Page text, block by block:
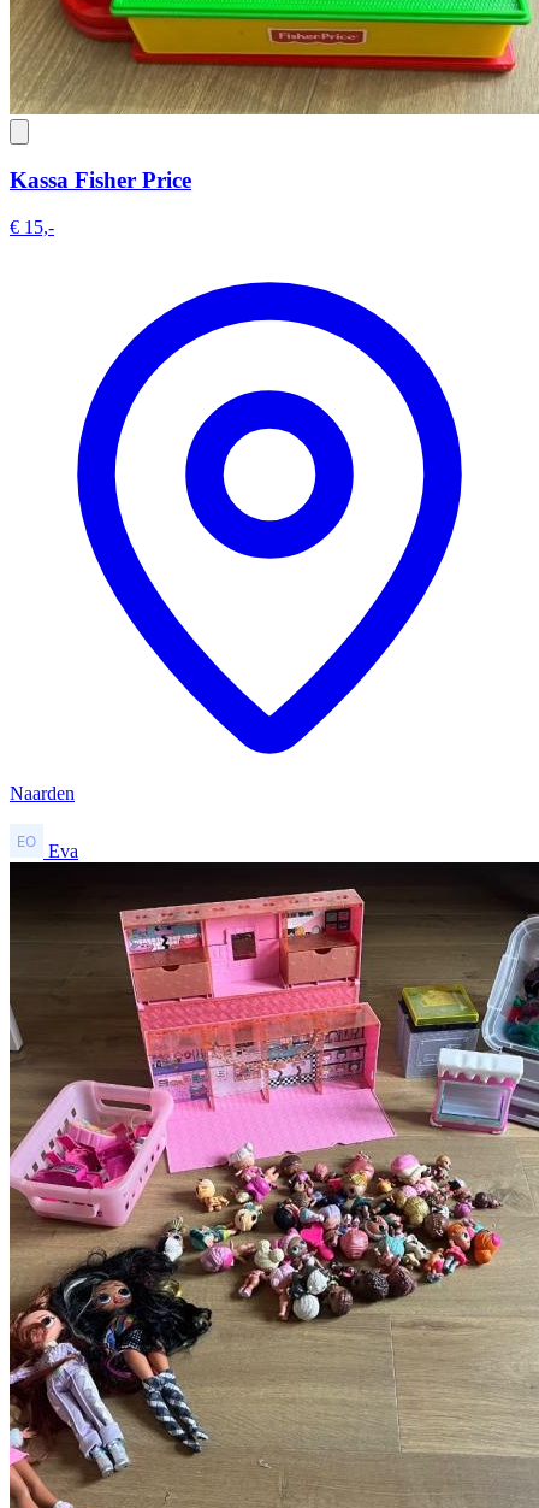
Kassa Fisher Price
€ 15,-
Naarden
Eva